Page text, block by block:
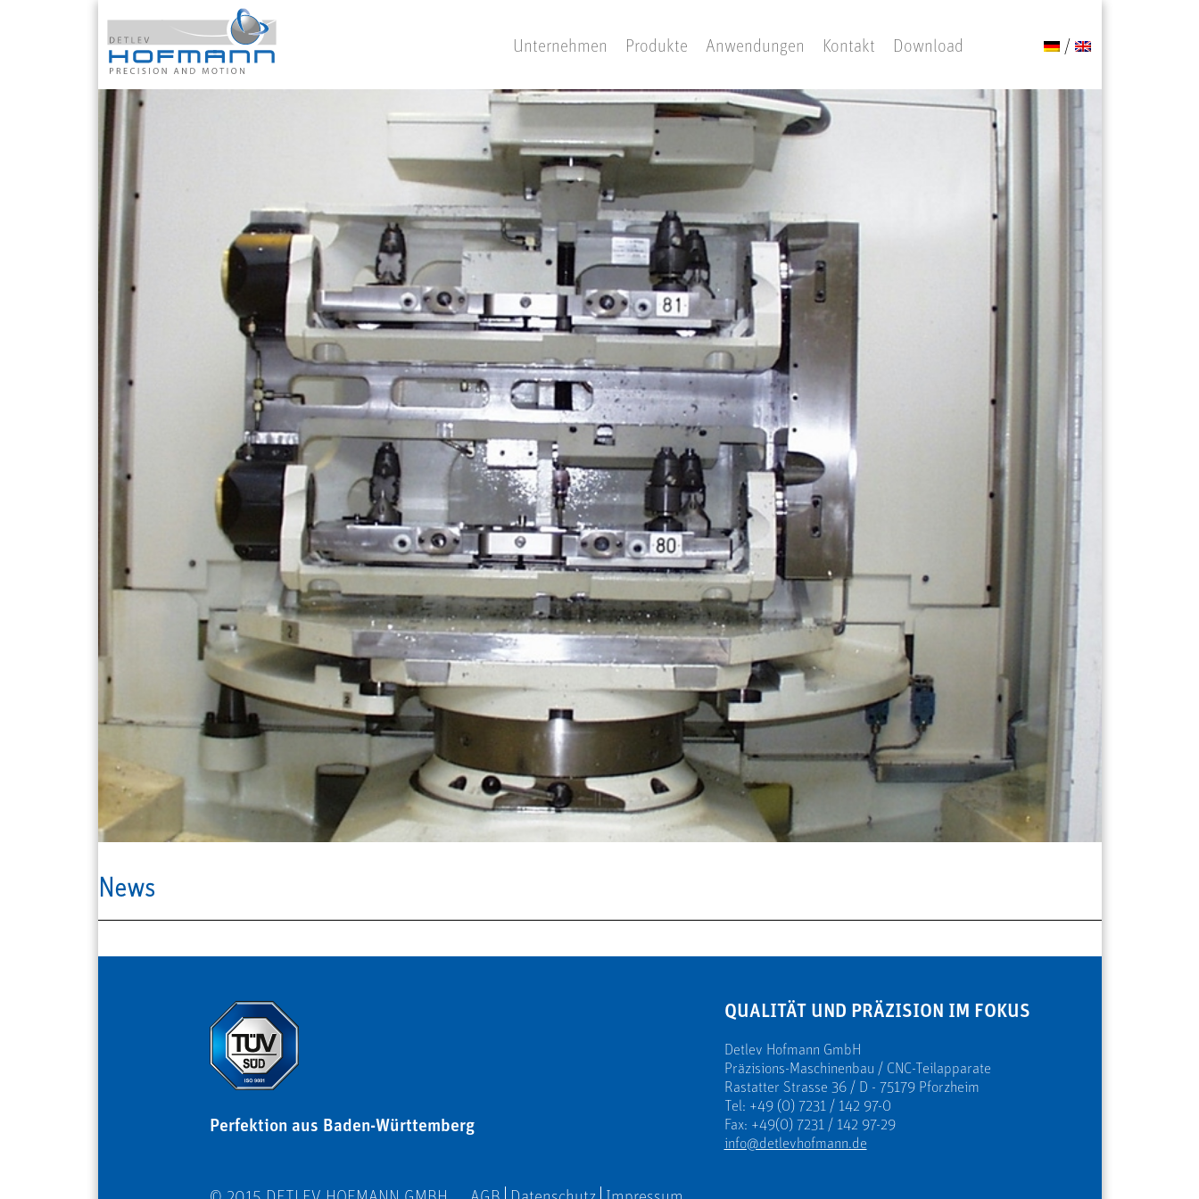
Unternehmen Produkte Anwendungen Kontakt Download /
News
QUALITÄT UND PRÄZISION IM FOKUS
Detlev Hofmann GmbH
Präzisions-Maschinenbau / CNC-Teilapparate
Rastatter Strasse 36 / D - 75179 Pforzheim
Tel: +49 (0) 7231 / 142 97-0
Fax: +49(0) 7231 / 142 97-29
info@detlevhofmann.de
Perfektion aus Baden-Württemberg